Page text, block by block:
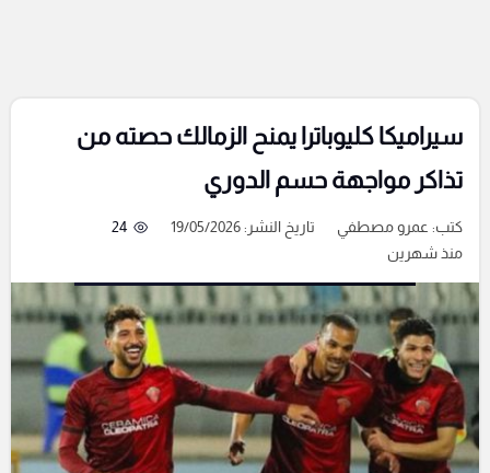
سيراميكا كليوباترا يمنح الزمالك حصته من
تذاكر مواجهة حسم الدوري
كتب: عمرو مصطفي تاريخ النشر: 19/05/2026
24
منذ شهرين